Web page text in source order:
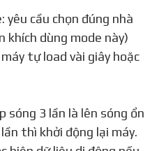
cầu chọn đúng nhà
khích dùng mode này)
tự load vài giây hoặc
sóng 3 lần là lên sóng ổn
thì khởi động lại máy.